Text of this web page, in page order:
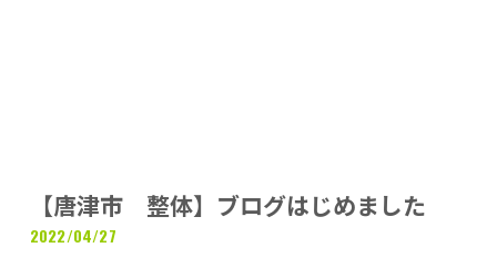
【唐津市 整体】ブログはじめました
2022/04/27